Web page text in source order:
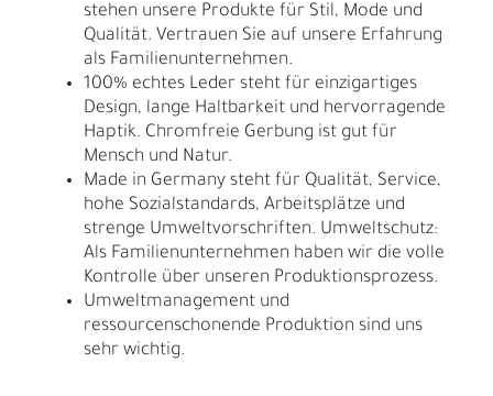
stehen unsere Produkte für Stil, Mode und
Qualität. Vertrauen Sie auf unsere Erfahrung
als Familienunternehmen.
100% echtes Leder steht für einzigartiges
Design, lange Haltbarkeit und hervorragende
Haptik. Chromfreie Gerbung ist gut für
Mensch und Natur.
Made in Germany steht für Qualität, Service,
hohe Sozialstandards, Arbeitsplätze und
strenge Umweltvorschriften. Umweltschutz:
Als Familienunternehmen haben wir die volle
Kontrolle über unseren Produktionsprozess.
Umweltmanagement und
ressourcenschonende Produktion sind uns
sehr wichtig.